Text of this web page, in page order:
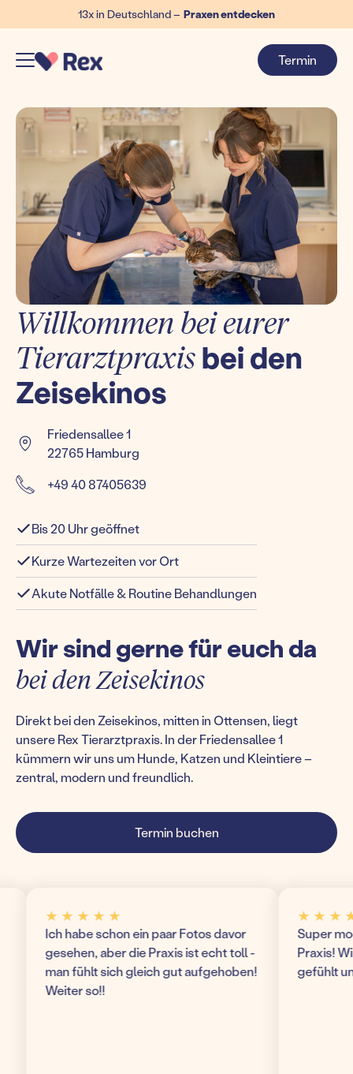
13x in Deutschland – Praxen entdecken
Termin
Willkommen bei eurer
Tierarztpraxisbei den
Zeisekinos
Friedensallee 1
22765 Hamburg
+49 40 87405639
Bis 20 Uhr geöffnet
Kurze Wartezeiten vor Ort
Akute Notfälle & Routine Behandlungen
Wir sind gerne für euch da
bei den Zeisekinos
Direkt bei den Zeisekinos, mitten in Ottensen, liegt
unsere Rex Tierarztpraxis. In der Friedensallee 1
kümmern wir uns um Hunde, Katzen und Kleintiere –
zentral, modern und freundlich.
Termin buchen
★ ★ ★ ★ ★
Ich habe schon ein paar Fotos davor
gesehen, aber die Praxis ist echt toll -
man fühlt sich gleich gut aufgehoben!
Weiter so!!
★ ★ ★ ★ ★
Super modern
Praxis! Wir
gefühlt und